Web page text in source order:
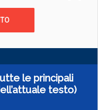
le principali
testo)